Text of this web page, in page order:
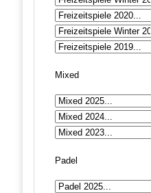
Mixed
Padel